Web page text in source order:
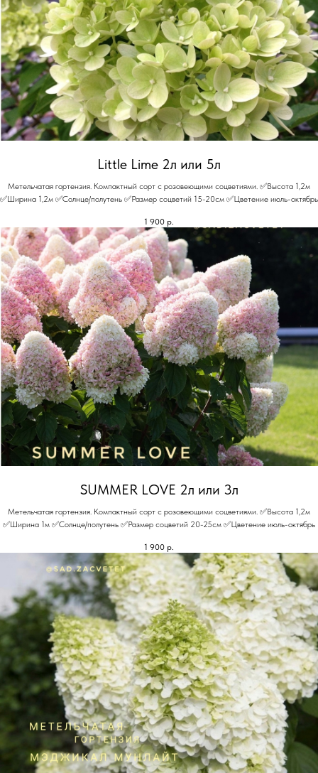
Little Lime 2л или 5л
Метельчатая гортензия. Компактный сорт с розовеющими соцветиями. ✅Высота 1,2м
✅Ширина 1,2м ✅Солнце/полутень ✅Размер соцветий 15-20см ✅Цветение июль-октябрь
1 900 р.
SUMMER LOVE 2л или 3л
Метельчатая гортензия. Компактный сорт с розовеющими соцветиями. ✅Высота 1,2м
✅Ширина 1м ✅Солнце/полутень ✅Размер соцветий 20-25см ✅Цветение июль-октябрь
1 900 р.